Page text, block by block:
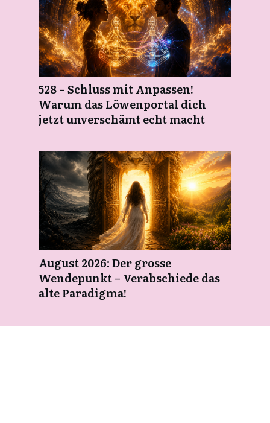
528 – Schluss mit Anpassen!
Warum das Löwenportal dich
jetzt unverschämt echt macht
August 2026: Der grosse
Wendepunkt – Verabschiede das
alte Paradigma!